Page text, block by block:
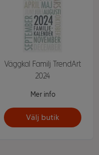
Väggkal Familj TrendArt
2024
Mer info
Välj butik